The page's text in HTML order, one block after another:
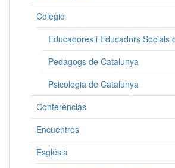
Colegio
Educadores i Educadors Socials
Pedagogs de Catalunya
Psicologia de Catalunya
Conferencias
Encuentros
Església